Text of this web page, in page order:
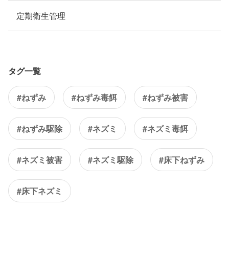
定期衛生管理
タグ一覧
#ねずみ #ねずみ毒餌 #ねずみ被害
#ねずみ駆除 #ネズミ #ネズミ毒餌
#ネズミ被害 #ネズミ駆除 #床下ねずみ
#床下ネズミ